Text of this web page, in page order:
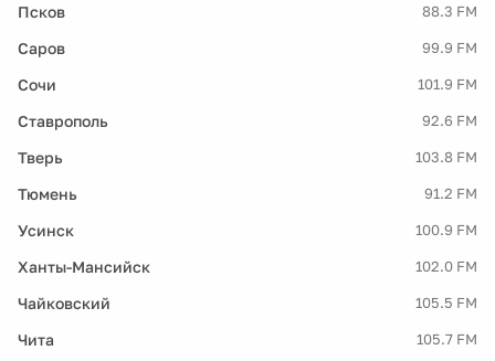
Псков 88.3 FM
Саров 99.9 FM
Сочи 101.9 FM
Ставрополь 92.6 FM
Тверь 103.8 FM
Тюмень 91.2 FM
Усинск 100.9 FM
Ханты-Мансийск 102.0 FM
Чайковский 105.5 FM
Чита 105.7 FM